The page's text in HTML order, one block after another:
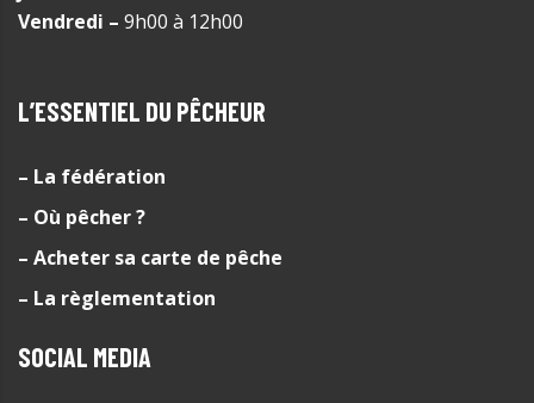
Vendredi – 9h00 à 12h00
L’ESSENTIEL DU PÊCHEUR
– La fédération
– Où pêcher ?
– Acheter sa carte de pêche
– La règlementation
SOCIAL MEDIA